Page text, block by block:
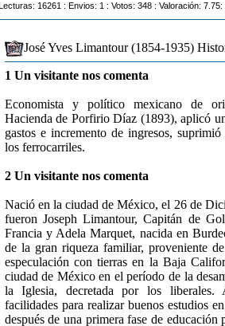
16261 : Envios: 1 : Votos: 348 : Valoración: 7.75:
José Yves Limantour (1854-1935)
1 Un visitante nos comenta
Economista y político mexicano de
Hacienda de Porfirio Díaz (1893), aplicó
gastos e incremento de ingresos,
los ferrocarriles.
2 Un visitante nos comenta
Nació en la ciudad de México, el 26 de
fueron Joseph Limantour, Capitán de
Francia y Adela Marquet, nacida en
de la gran riqueza familiar, proveniente
especulación con tierras en la Baja
ciudad de México en el período de la
la Iglesia, decretada por los
facilidades para realizar buenos estudios
después de una primera fase de